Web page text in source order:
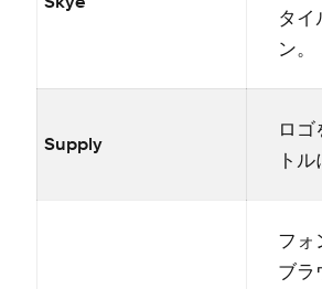
タイ
ン⁠。
Supply
ロゴ
ト
フ⁠ォ
ブラ